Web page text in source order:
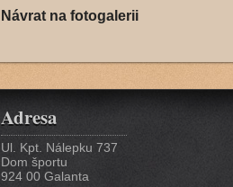
Návrat na fotogalerii
Adresa
Ul. Kpt. Nálepku 737
Dom športu
924 00 Galanta